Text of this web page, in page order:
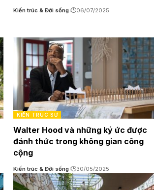
Kiến trúc & Đời sống 06/07/2025
KIẾN TRÚC SƯ
Walter Hood và những ký ức được
đánh thức trong không gian công
cộng
Kiến trúc & Đời sống 30/05/2025